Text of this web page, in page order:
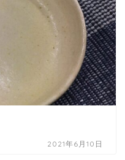
2021年6月10日